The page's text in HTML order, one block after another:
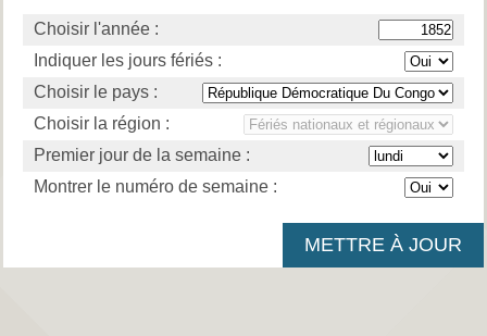
Choisir l'année :
Indiquer les jours fériés :
Choisir le pays :
Choisir la région :
Premier jour de la semaine :
Montrer le numéro de semaine :